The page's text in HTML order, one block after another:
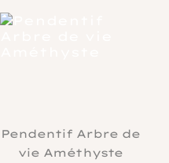
Pendentif Arbre de
vie Améthyste